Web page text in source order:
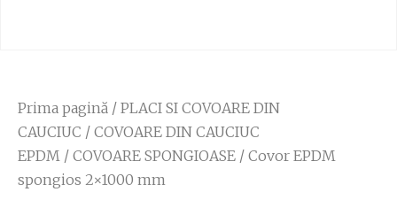
Prima pagină / PLACI SI COVOARE DIN
CAUCIUC / COVOARE DIN CAUCIUC
EPDM / COVOARE SPONGIOASE / Covor EPDM
spongios 2×1000 mm